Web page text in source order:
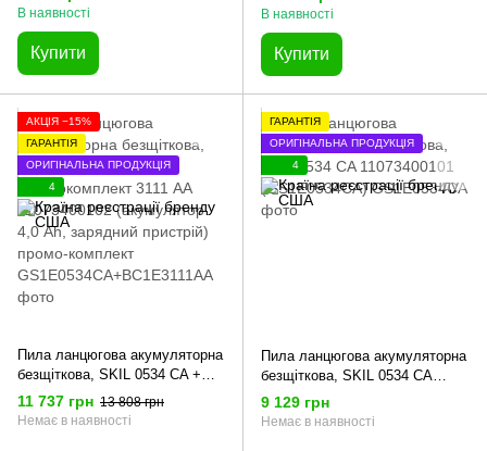
В наявності
Купити
В наявності
Купити
АКЦІЯ −15%
ГАРАНТІЯ
ОРИГІНАЛЬНА ПРОДУКЦІЯ
4
Пила ланцюгова акумуляторна
безщіткова, SKIL 0534 CA +
енергокомплект 3111 АА
11073400102 (акумулятор 4,0
11 737 грн 13 808 грн
Немає в наявності
ГАРАНТІЯ
ОРИГІНАЛЬНА ПРОДУКЦІЯ
4
Пила ланцюгова акумуляторна
безщіткова, SKIL 0534 CA
11073400101 (GS1E0534CA)
9 129 грн
Немає в наявності